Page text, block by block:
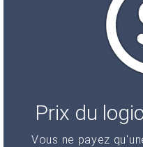
Prix du
Vous ne payez